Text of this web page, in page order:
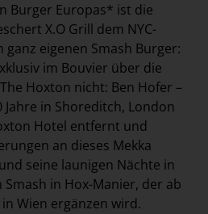
Burger Europas* ist die
X.O Grill dem NYC-
eigenen Smash Burger:
im Bouvier über die
Hoxton nicht: Ben Hofer –
in Shoreditch, London
Hotel entfernt und
an dieses Mekka
seine launigen Nächte in
in Hox-Manier, der ab
Wien ergänzen wird.